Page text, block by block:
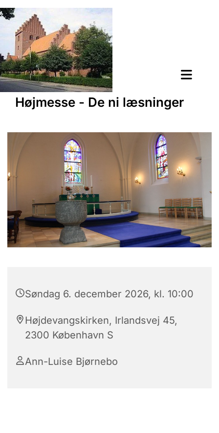
Højmesse - De ni læsninger
Søndag 6. december 2026, kl. 10:00
Højdevangskirken, Irlandsvej 45,
2300 København S
Ann-Luise Bjørnebo